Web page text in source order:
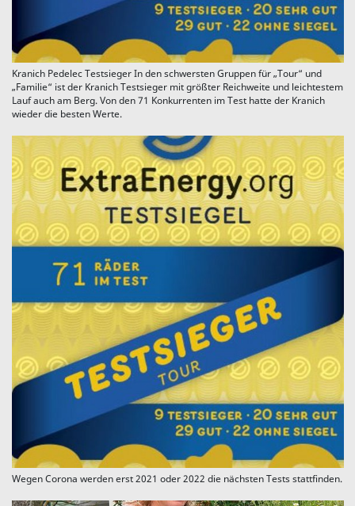
Kranich Pedelec Testsieger In den schwersten Gruppen für „Tour“ und
„Familie“ ist der Kranich Testsieger mit größter Reichweite und leichtestem
Lauf auch am Berg. Von den 71 Konkurrenten im Test hatte der Kranich
wieder die besten Werte.
Wegen Corona werden erst 2021 oder 2022 die nächsten Tests stattfinden.